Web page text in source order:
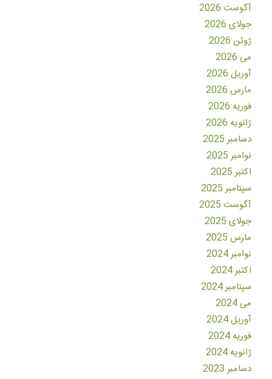
آگوست 2026
جولای 2026
ژوئن 2026
می 2026
آوریل 2026
مارس 2026
فوریه 2026
ژانویه 2026
دسامبر 2025
نوامبر 2025
اکتبر 2025
سپتامبر 2025
آگوست 2025
جولای 2025
مارس 2025
نوامبر 2024
اکتبر 2024
سپتامبر 2024
می 2024
آوریل 2024
فوریه 2024
ژانویه 2024
دسامبر 2023